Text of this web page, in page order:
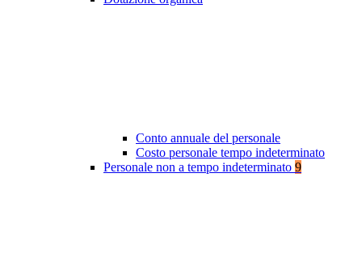
Conto annuale del personale
Costo personale tempo indeterminato
Personale non a tempo indeterminato 9